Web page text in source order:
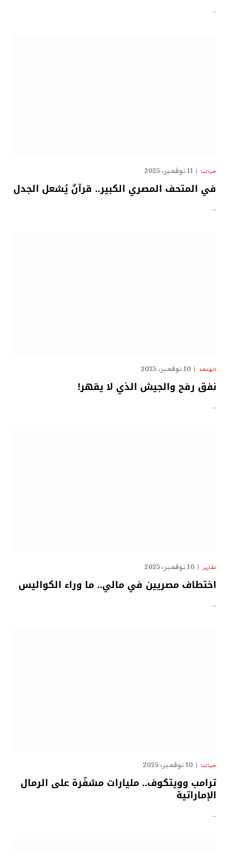
…
حياتنا 11 نوفمبر، 2025
في المتحف المصري الكبير.. قرآنٌ يُشعل الجدل
…
الهدهد 10 نوفمبر، 2025
نفق رفح والجيش الذي لا يقهر!
…
تقارير 10 نوفمبر، 2025
اختطاف مصريين في مالي.. ما وراء الكواليس
…
حياتنا 10 نوفمبر، 2025
ترامب وويتكوف.. مليارات مشفّرة على الرمال
الإماراتية
…